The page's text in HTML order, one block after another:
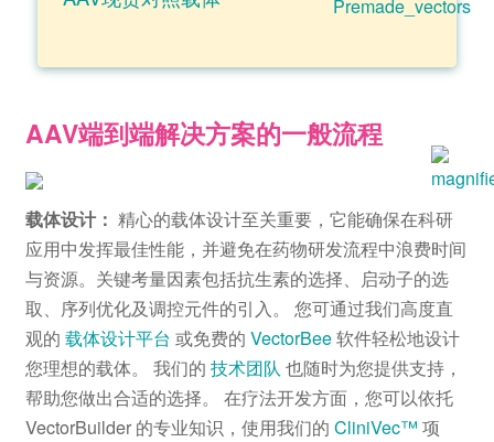
AAV端到端解决方案的一般流程
载体设计： 精心的载体设计至关重要，它能确保在科研
应用中发挥最佳性能，并避免在药物研发流程中浪费时间
与资源。关键考量因素包括抗生素的选择、启动子的选
取、序列优化及调控元件的引入。 您可通过我们高度直
观的 载体设计平台 或免费的 VectorBee软件轻松地设计
您理想的载体。 我们的 技术团队 也随时为您提供支持，
帮助您做出合适的选择。 在疗法开发方面，您可以依托
VectorBuilder 的专业知识，使用我们的 CliniVec™ 项